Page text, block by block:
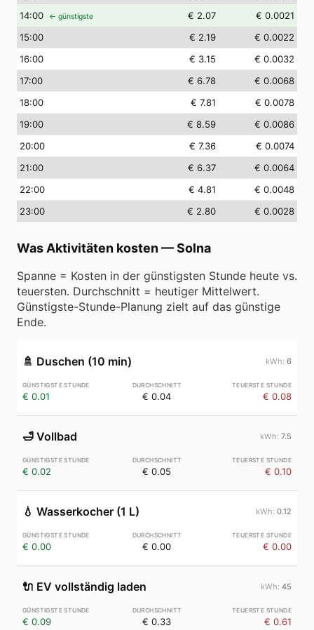
14:00 ← günstigste € 2.07
€ 0.0021
15:00 € 2.19
€ 0.0022
16:00 € 3.15
€ 0.0032
17:00 € 6.78
€ 0.0068
18:00 € 7.81
€ 0.0078
19:00 € 8.59
€ 0.0086
20:00 € 7.36
€ 0.0074
21:00 € 6.37
€ 0.0064
22:00 € 4.81
€ 0.0048
23:00 € 2.80 € 0.0028
Was Aktivitäten kosten —Solna
Spanne = Kosten in der günstigsten Stunde heute vs.
teuersten. Durchschnitt = heutiger Mittelwert.
Günstigste-Stunde-Planung zielt auf das günstige
Ende.
🚿 Duschen (10 min) 6
€ 0.01 € 0.04 € 0.08
🛁 Vollbad 7.5
€ 0.02 € 0.05 € 0.10
💧 Wasserkocher (1 L) 0.12
€ 0.00 € 0.00 € 0.00
🔌 EV vollständig laden 45
€ 0.09 € 0.33 € 0.61